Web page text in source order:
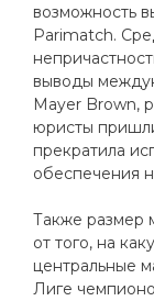
возможность
Parimatch.
выводы
Mayer Brown,
юристы
прекратила
обеспечения
Также размер
от того, на
центральные
Лиге